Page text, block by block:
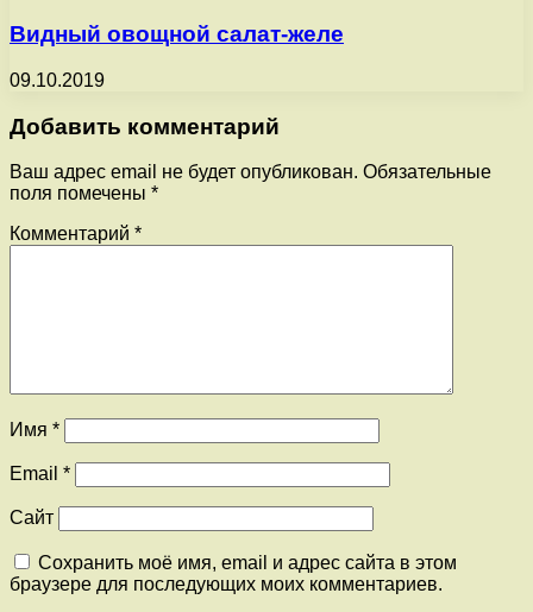
Видный овощной салат-желе
09.10.2019
Добавить комментарий
Ваш адрес email не будет опубликован. Обязательные
поля помечены *
Комментарий *
Имя *
Email *
Сайт
Сохранить моё имя, email и адрес сайта в этом
браузере для последующих моих комментариев.